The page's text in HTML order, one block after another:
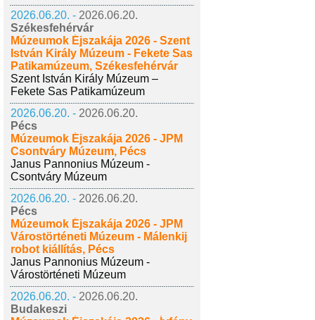
2026.06.20. - 2026.06.20.
Székesfehérvár
Múzeumok Éjszakája 2026 - Szent
István Király Múzeum - Fekete Sas
Patikamúzeum, Székesfehérvár
Szent István Király Múzeum –
Fekete Sas Patikamúzeum
2026.06.20. - 2026.06.20.
Pécs
Múzeumok Éjszakája 2026 - JPM
Csontváry Múzeum, Pécs
Janus Pannonius Múzeum -
Csontváry Múzeum
2026.06.20. - 2026.06.20.
Pécs
Múzeumok Éjszakája 2026 - JPM
Várostörténeti Múzeum - Málenkij
robot kiállítás, Pécs
Janus Pannonius Múzeum -
Várostörténeti Múzeum
2026.06.20. - 2026.06.20.
Budakeszi